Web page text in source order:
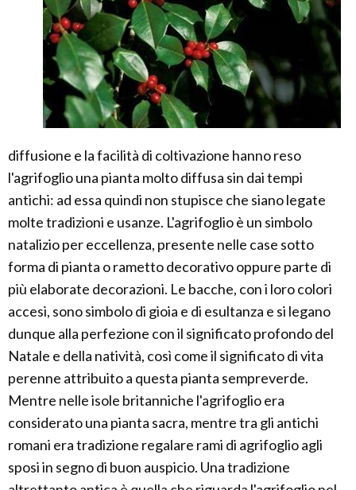
diffusione e la facilità di coltivazione hanno reso
l'agrifoglio una pianta molto diffusa sin dai tempi
antichi: ad essa quindi non stupisce che siano legate
molte tradizioni e usanze. L'agrifoglio è un simbolo
natalizio per eccellenza, presente nelle case sotto
forma di pianta o rametto decorativo oppure parte di
più elaborate decorazioni. Le bacche, con i loro colori
accesi, sono simbolo di gioia e di esultanza e si legano
dunque alla perfezione con il significato profondo del
Natale e della natività, così come il significato di vita
perenne attribuito a questa pianta sempreverde.
Mentre nelle isole britanniche l'agrifoglio era
considerato una pianta sacra, mentre tra gli antichi
romani era tradizione regalare rami di agrifoglio agli
sposi in segno di buon auspicio. Una tradizione